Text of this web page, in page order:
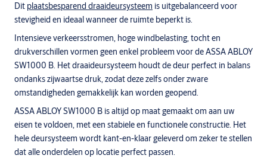
Dit plaatsbesparend draaideursysteem is uitgebalanceerd voor
stevigheid en ideaal wanneer de ruimte beperkt is.
Intensieve verkeersstromen, hoge windbelasting, tocht en
drukverschillen vormen geen enkel probleem voor de ASSA ABLOY
SW1000 B. Het draaideursysteem houdt de deur perfect in balans
ondanks zijwaartse druk, zodat deze zelfs onder zware
omstandigheden gemakkelijk kan worden geopend.
ASSA ABLOY SW1000 B is altijd op maat gemaakt om aan uw
eisen te voldoen, met een stabiele en functionele constructie. Het
hele deursysteem wordt kant-en-klaar geleverd om zeker te stellen
dat alle onderdelen op locatie perfect passen.